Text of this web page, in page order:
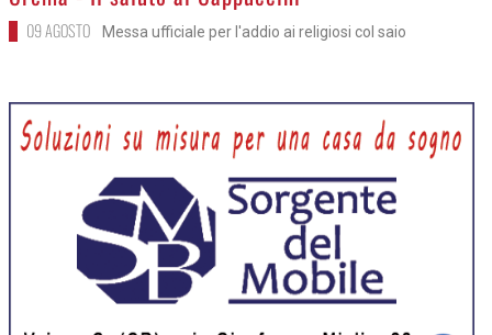
09 AGOSTO Messa ufficiale per l'addio ai religiosi col saio